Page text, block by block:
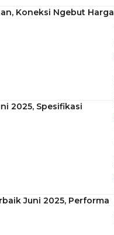
Koneksi Ngebut Harga
2025, Spesifikasi
Juni 2025, Performa